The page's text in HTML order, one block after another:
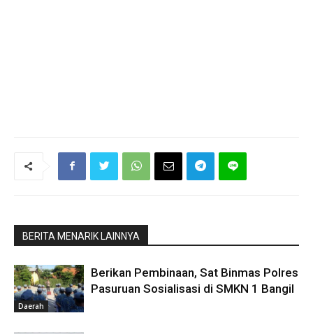
BERITA MENARIK LAINNYA
Daerah
Berikan Pembinaan, Sat Binmas Polres
Pasuruan Sosialisasi di SMKN 1 Bangil